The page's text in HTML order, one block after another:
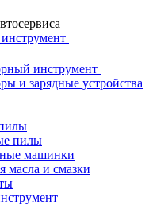
инструмент
и зарядные устройства
пилы
машинки
и смазки